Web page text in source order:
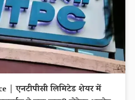
| एनटीपीसी लिमिटेड शेयर में